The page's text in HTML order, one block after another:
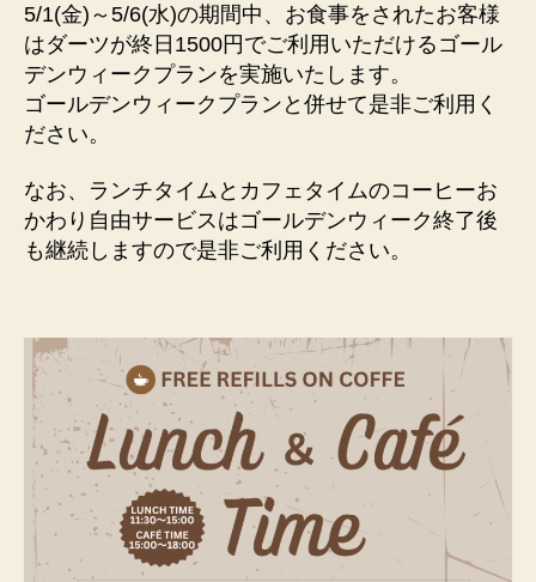
d.
n
et
5/1(金)～5/6(水)の期間中、お食事をされたお客様
はダーツが終日1500円でご利用いただけるゴール
デンウィークプランを実施いたします。
ゴールデンウィークプランと併せて是非ご利用く
ださい。
なお、ランチタイムとカフェタイムのコーヒーお
かわり自由サービスはゴールデンウィーク終了後
も継続しますので是非ご利用ください。